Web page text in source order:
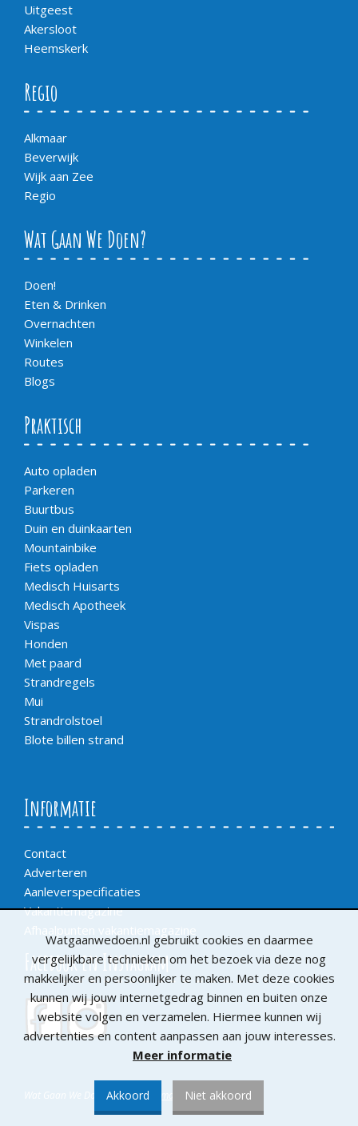
Uitgeest
Akersloot
Heemskerk
Regio
Alkmaar
Beverwijk
Wijk aan Zee
Regio
Wat Gaan We Doen?
Doen!
Eten & Drinken
Overnachten
Winkelen
Routes
Blogs
Praktisch
Auto opladen
Parkeren
Buurtbus
Duin en duinkaarten
Mountainbike
Fiets opladen
Medisch Huisarts
Medisch Apotheek
Vispas
Honden
Met paard
Strandregels
Mui
Strandrolstoel
Blote billen strand
Informatie
Contact
Adverteren
Aanleverspecificaties
Vakantiemagazine
Afhaalpunten vakantiemagazine
Facebook en Instagram
Wat Gaan We Doen / De Bladenmaaksters ©2019
Watgaanwedoen.nl gebruikt cookies en daarmee
vergelijkbare technieken om het bezoek via deze nog
makkelijker en persoonlijker te maken. Met deze cookies
kunnen wij jouw internetgedrag binnen en buiten onze
website volgen en verzamelen. Hiermee kunnen wij
advertenties en content aanpassen aan jouw interesses.
Meer informatie
Akkoord Niet akkoord